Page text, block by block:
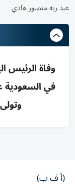
عبد ربه منصور هادي
وفاة الرئيس
وتولى
(أ ف ب)